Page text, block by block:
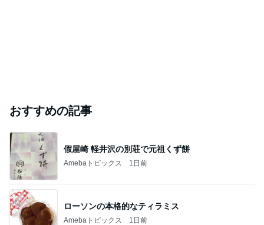
おすすめの記事
假屋崎 軽井沢の別荘で元祖くず餅
Amebaトピックス 1日前
ローソンの本格的なティラミス
Amebaトピックス 1日前